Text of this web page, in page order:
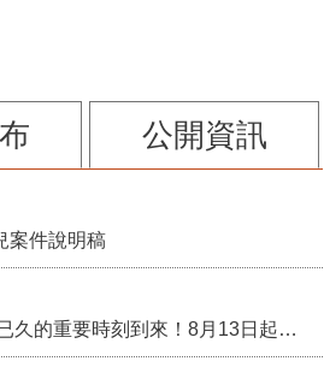
公開資訊
案件說明稿
行政院核定西拉雅族為平埔原住民族群 盼望已久的重要時刻到來！8月13日起受理民族成員名冊登記